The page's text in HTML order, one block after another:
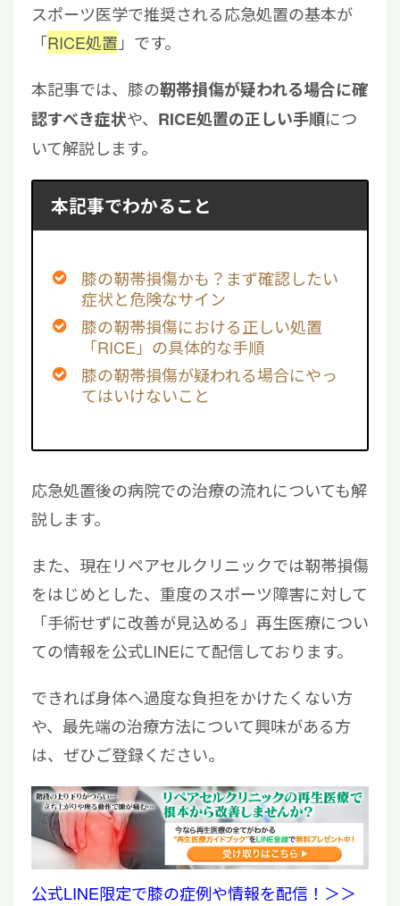
スポーツ医学で推奨される応急処置の基本が
「RICE処置 」です。
本記事では、膝の靭帯損傷が疑われる場合に確
認すべき症状や、 RICE処置の正しい手順につ
いて解説します。
本記事でわかること
膝の靭帯損傷かも？まず確認したい
症状と危険なサイン
膝の靭帯損傷における正しい処置
「RICE」の具体的な手順
膝の靭帯損傷が疑われる場合にやっ
てはいけないこと
応急処置後の病院での治療の流れについても解
説します。
また、現在リペアセルクリニックでは靭帯損傷
をはじめとした、重度のスポーツ障害に対して
「手術せずに改善が見込める」再生医療につい
ての情報を公式LINEにて配信しております。
できれば身体へ過度な負担をかけたくない方
や、最先端の治療方法について興味がある方
は、ぜひご登録ください。
公式LINE限定で膝の症例や情報を配信！＞＞